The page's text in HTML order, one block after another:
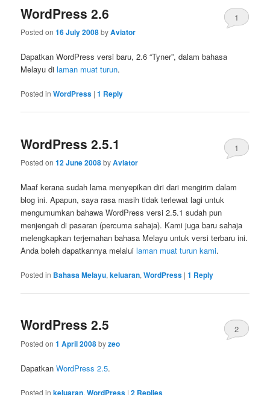
WordPress 2.6
Posted on16 July 2008byAviator
1
Dapatkan WordPress versi baru, 2.6 “Tyner”, dalam bahasa
Melayu dilaman muat turun.
Posted in WordPress |1 Reply
WordPress 2.5.1
Posted on12 June 2008byAviator
1
Maaf kerana sudah lama menyepikan diri dari mengirim dalam
blog ini. Apapun, saya rasa masih tidak terlewat lagi untuk
mengumumkan bahawa WordPress versi 2.5.1 sudah pun
menjengah di pasaran (percuma sahaja). Kami juga baru sahaja
melengkapkan terjemahan bahasa Melayu untuk versi terbaru ini.
Anda boleh dapatkannya melaluilaman muat turun kami.
Posted in Bahasa Melayu,keluaran,WordPress |1 Reply
WordPress 2.5
Posted on1 April 2008byzeo
2
DapatkanWordPress 2.5.
Posted in keluaran,WordPress |2 Replies